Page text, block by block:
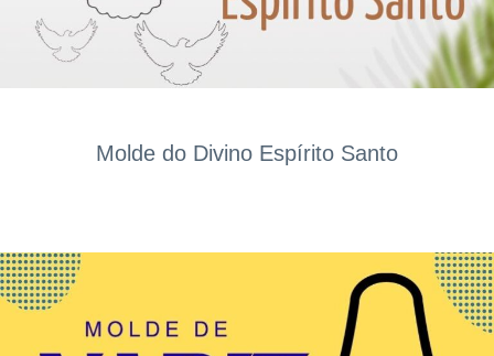
Molde do Divino Espírito Santo